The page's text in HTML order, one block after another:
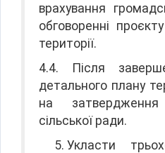
врахування
обговоренні
території.
4.4. Після
детального плану
на затвердження
сільської ради.
Укласти